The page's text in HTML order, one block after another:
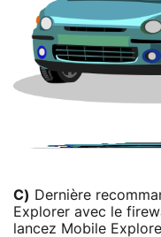
C) Dernière
Explorer avec le
lancez Mobile